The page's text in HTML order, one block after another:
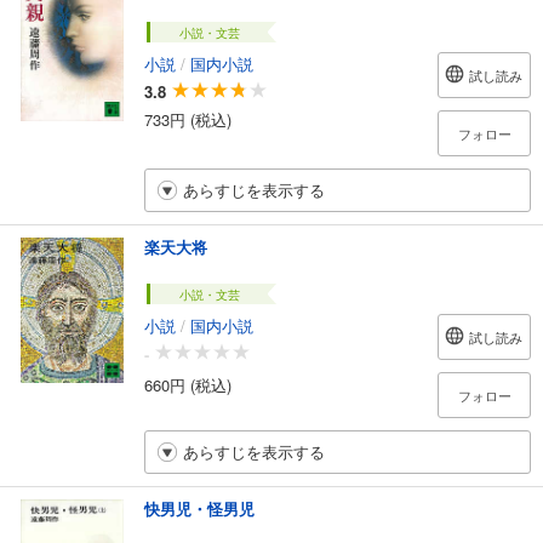
小説・文芸
小説 / 国内小説
3.8
733円 (税込)
試し読み
フォロー
あらすじを表示する
楽天大将
小説・文芸
小説 / 国内小説
-
660円 (税込)
試し読み
フォロー
あらすじを表示する
快男児・怪男児